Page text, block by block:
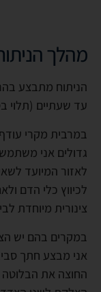
מהלך
הניתוח מתבצע
עד שעתיים (תלוי
במרבית מקרי
גדולים אני
לאזור המיועד
לכיווץ כלי הדם
צינורית מיוחדת
במקרים בהם יש
אני מבצע חתך
החוצה את